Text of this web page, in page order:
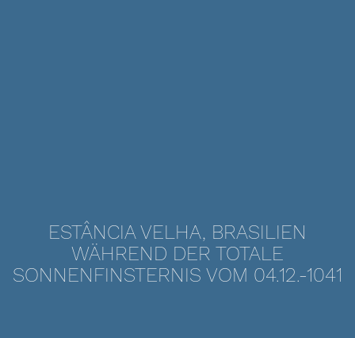
ESTÂNCIA VELHA, BRASILIEN
WÄHREND DER TOTALE
SONNENFINSTERNIS VOM 04.12.-1041